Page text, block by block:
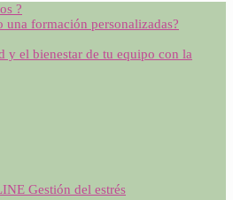
?
una formación personalizadas?
y el bienestar de tu equipo con la
Gestión del estrés